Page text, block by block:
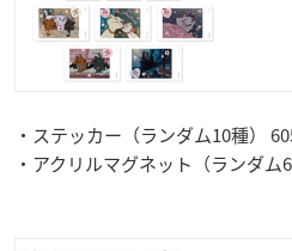
・ステッカー（ランダム10種）
・アクリルマグネット（ランダム